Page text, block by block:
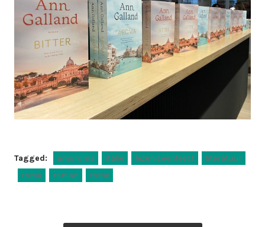
Tagged: amoroma italië lezeniseenfeest
literatuur
roma
roman rome